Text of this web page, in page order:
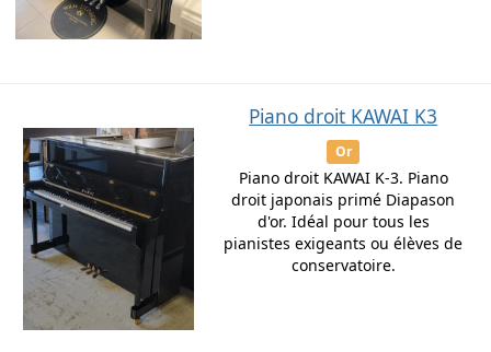
Piano droit KAWAI K3
Or
Piano droit KAWAI K-3. Piano
droit japonais primé Diapason
d'or. Idéal pour tous les
pianistes exigeants ou élèves de
conservatoire.